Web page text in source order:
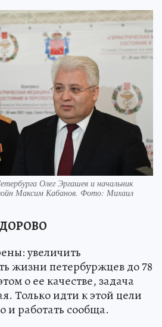
Олег Эргашев и начальник
Максим Кабанов. Фото: Михаил
увеличить
жизни петербуржцев до 78
о ее качестве, задача
Только идти к этой цели
работать сообща.